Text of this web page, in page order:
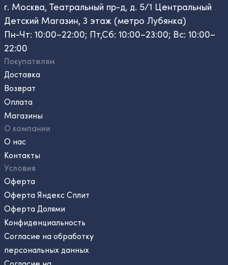
г. Москва, Театральный пр-д, д. 5/1 Центральный
Детский Магазин, 3 этаж (метро Лубянка)
Пн-Чт: 10:00–22:00; Пт,Сб: 10:00–23:00; Вс: 10:00–
22:00
Покупателям
Доставка
Возврат
Оплата
Магазины
О компании
О нас
Контакты
Условия
Оферта
Оферта Яндекс Сплит
Оферта Долями
Конфиденциальность
Согласие на обработку
персональных данных